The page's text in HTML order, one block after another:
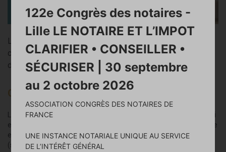
Le choix du statut de l’entreprise emporte beaucoup de
conséquences, qu’il est préférable de bien connaître avant
de se lancer.
Qu'est ce qu'une entreprise individuelle ?
L’entreprise individuelle est dirigée par une personne physique qui
exerce son activité commerciale, artisanale, industrielle ou libérale
en nom propre, c’est à dire sans création de personne morale
(société).
122e Congrès des notaires -
Lille LE NOTAIRE ET L’IMPOT
CLARIFIER • CONSEILLER •
SÉCURISER | 30 septembre
au 2 octobre 2026
ASSOCIATION CONGRÈS DES NOTAIRES DE
FRANCE
UNE INSTANCE NOTARIALE UNIQUE AU SERVICE
DE L’INTÉRÊT GÉNÉRAL